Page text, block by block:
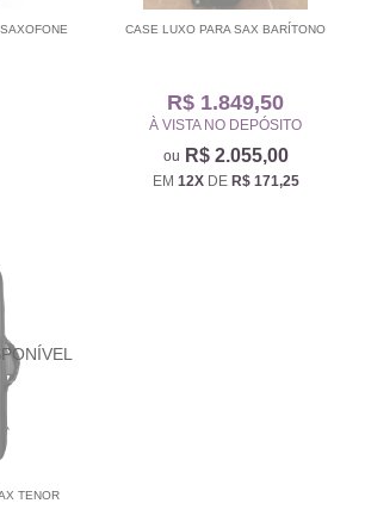
CASE LUXO PARA SAX BARÍTONO
R$ 1.849,50
À VISTA NO DEPÓSITO
R$ 2.055,00
EM 12XDE R$ 171,25
TENOR